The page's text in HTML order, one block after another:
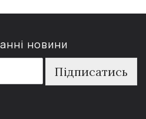
новини
Підписатись